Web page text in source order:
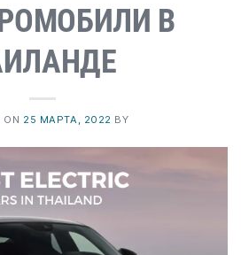
В
ON 25 МАРТА, 2022 BY